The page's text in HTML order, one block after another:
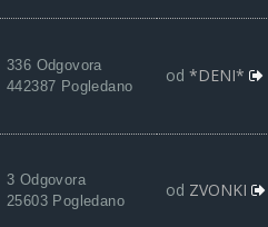
336 Odgovora
442387 Pogledano
od *DENI*
3 Odgovora
25603 Pogledano
od ZVONKI